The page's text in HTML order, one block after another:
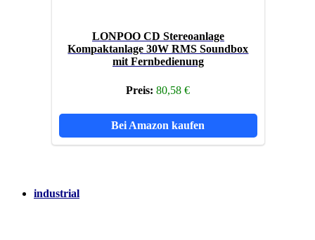
LONPOO CD Stereoanlage
Kompaktanlage 30W RMS Soundbox
mit Fernbedienung
Preis:80,58 €
Bei Amazon kaufen
industrial